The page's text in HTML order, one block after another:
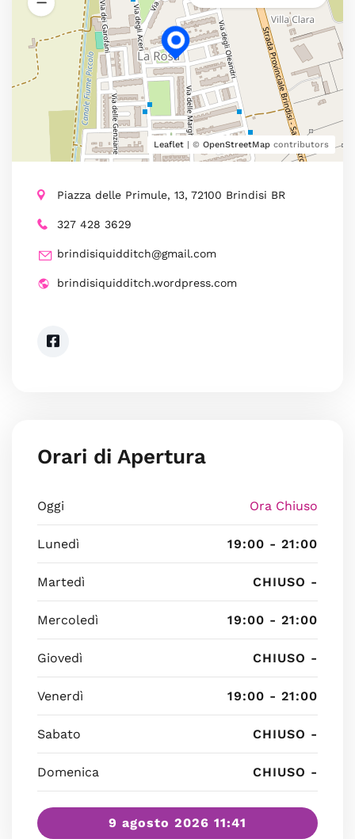
Leaflet | © OpenStreetMap contributors
Piazza delle Primule, 13, 72100 Brindisi BR
327 428 3629
brindisiquidditch@gmail.com
brindisiquidditch.wordpress.com
Orari di Apertura
Oggi Ora Chiuso
Lunedì 19:00 - 21:00
Martedì CHIUSO -
Mercoledì 19:00 - 21:00
Giovedì CHIUSO -
Venerdì 19:00 - 21:00
Sabato CHIUSO -
Domenica CHIUSO -
9 agosto 2026 11:41